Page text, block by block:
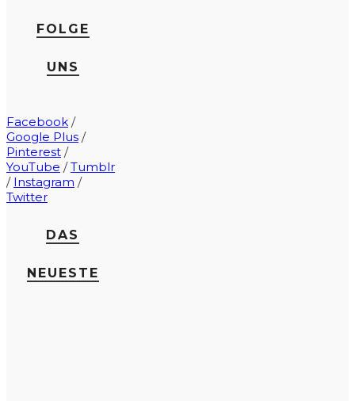
FOLGE
UNS
Facebook /
Google Plus /
Pinterest /
YouTube /Tumblr
/ Instagram /
Twitter
DAS
NEUESTE